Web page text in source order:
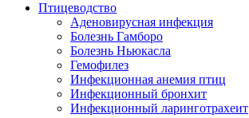
Птицеводство
Аденовирусная инфекция
Болезнь Гамборо
Болезнь Ньюкасла
Гемофилез
Инфекционная анемия птиц
Инфекционный бронхит
Инфекционный ларинготрахеит